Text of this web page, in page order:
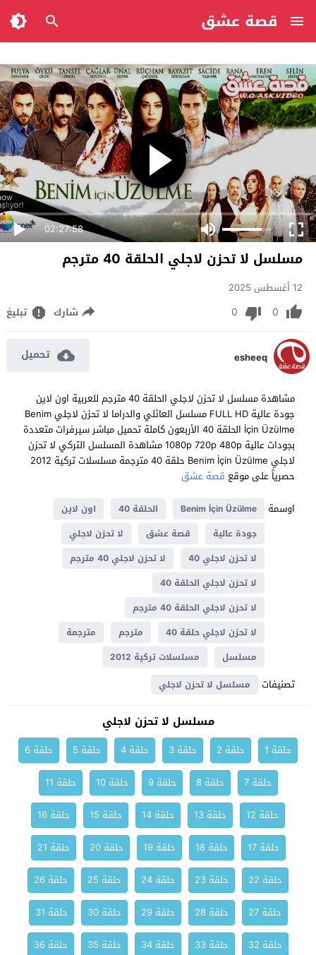
قصة عشق
02:27:58
مسلسل لا تحزن لاجلي الحلقة 40 مترجم
12 أغسطس 2025
0
0 شارك تبليغ
esheeq تحميل
مشاهدة مسلسل لا تحزن لاجلي الحلقة 40 مترجم للعربية اون لاين
جودة عالية FULL HD مسلسل العائلي والدراما لا تحزن لاجلي Benim
İçin Üzülme الحلقة 40 الأربعون كاملة تحميل مباشر سيرفرات متعددة
بجودات عالية 1080p 720p 480p مشاهدة المسلسل التركي لا تحزن
لاجلي Benim İçin Üzülme حلقة 40 مترجمة مسلسلات تركية 2012
حصرياً على موقع قصة عشق
اوسمة
Benim İçin Üzülme الحلقة 40
اون لاين
جودة عالية
قصة عشق
لا تحزن لاجلي
لا تحزن لاجلي 40
لا تحزن لاجلي 40 مترجم
لا تحزن لاجلي الحلقة 40
لا تحزن لاجلي الحلقة 40 مترجم
لا تحزن لاجلي حلقة 40
مترجم
مترجمة
مسلسل
مسلسلات تركية 2012
تصنيفات مسلسل لا تحزن لاجلي
مسلسل لا تحزن لاجلي
حلقة 1 حلقة 2 حلقة 3 حلقة 4 حلقة 5
حلقة 6
حلقة 7
حلقة 8 حلقة 9 حلقة 10
حلقة 11
حلقة 12
حلقة 13 حلقة 14 حلقة 15
حلقة 16
حلقة 17
حلقة 18 حلقة 19 حلقة 20
حلقة 21
حلقة 22
حلقة 23 حلقة 24 حلقة 25
حلقة 26
حلقة 27
حلقة 28 حلقة 29 حلقة 30
حلقة 31
حلقة 32
حلقة 33 حلقة 34 حلقة 35
حلقة 36